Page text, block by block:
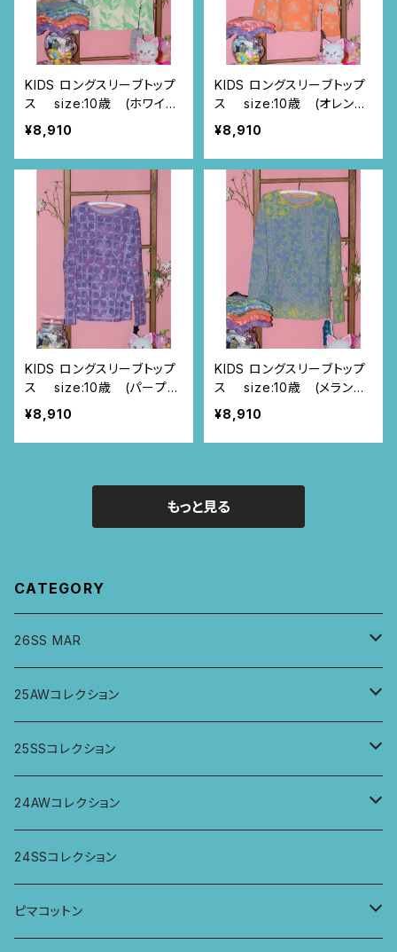
KIDS ロングスリーブトップ
ス size:10歳 (ホワイト/
トゥカン柄)
¥8,910
KIDS ロングスリーブトップ
ス size:10歳 (オレン
ジ/カモミール柄)
¥8,910
KIDS ロングスリーブトップ
ス size:10歳 (パープ
ル/スクエアニャンドゥティ
柄)
¥8,910
KIDS ロングスリーブトップ
ス size:10歳 (メランジ
グレー/ニャンドゥティ柄)
¥8,910
もっと見る
CATEGORY
26SS MAR
トップス
ジャケット、羽織
パンツ
ワンピース
25AWコレクション
トップス
パンツ
スカート
パーカー
25SSコレクション
トップス
パンツ
ワンピース
24AWコレクション
ワイドパンツ
ロングスリーブトップス
24SSコレクション
ピマコットン